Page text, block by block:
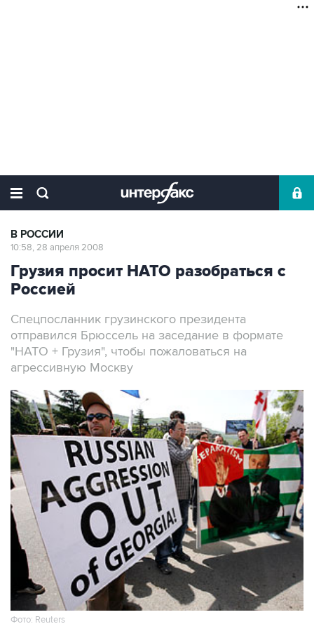
В РОССИИ
10:58, 28 апреля 2008
Грузия просит НАТО разобраться с
Россией
Спецпосланник грузинского президента
отправился Брюссель на заседание в формате
"НАТО + Грузия", чтобы пожаловаться на
агрессивную Москву
Фото: Reuters